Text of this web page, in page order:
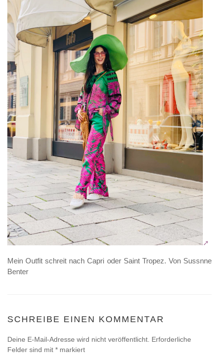
Mein Outfit schreit nach Capri oder Saint Tropez. Von Sussnne
Benter
SCHREIBE EINEN KOMMENTAR
Deine E-Mail-Adresse wird nicht veröffentlicht. Erforderliche
Felder sind mit * markiert